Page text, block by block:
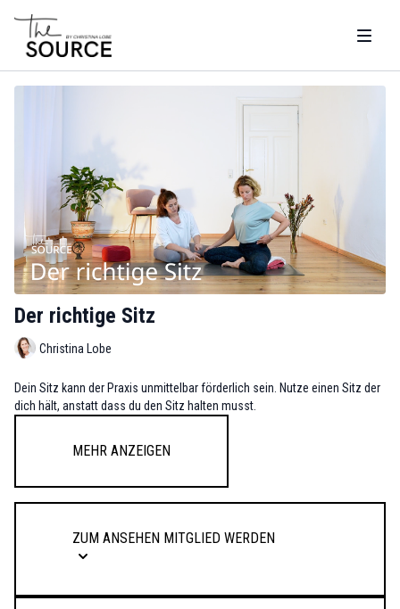
Der richtige Sitz
Christina Lobe
Dein Sitz kann der Praxis unmittelbar förderlich sein. Nutze einen Sitz der
dich hält, anstatt dass du den Sitz halten musst.
Mehr anzeigen
Zum Ansehen Mitglied werden